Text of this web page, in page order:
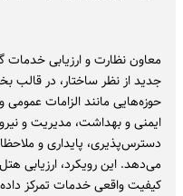
معاون نظارت و ارزیابی
جدید از نظر ساختار، در
حوزه‌هایی مانند الزامات
ایمنی و بهداشت، مدیریت و
دسترس‌پذیری، پایداری و
می‌دهد. این رویکرد، ارزیابی
کیفیت واقعی خدمات تمرکز